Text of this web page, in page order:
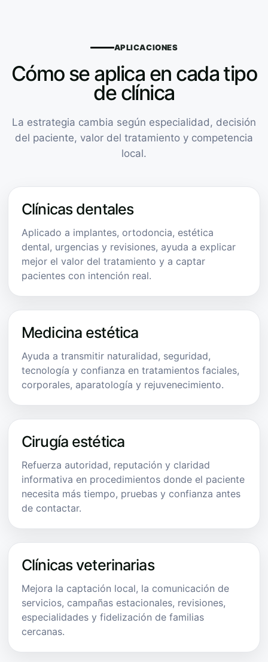
APLICACIONES
Cómo se aplica en cada tipo
de clínica
La estrategia cambia según especialidad, decisión
del paciente, valor del tratamiento y competencia
local.
Clínicas dentales
Aplicado a implantes, ortodoncia, estética
dental, urgencias y revisiones, ayuda a explicar
mejor el valor del tratamiento y a captar
pacientes con intención real.
Medicina estética
Ayuda a transmitir naturalidad, seguridad,
tecnología y confianza en tratamientos faciales,
corporales, aparatología y rejuvenecimiento.
Cirugía estética
Refuerza autoridad, reputación y claridad
informativa en procedimientos donde el paciente
necesita más tiempo, pruebas y confianza antes
de contactar.
Clínicas veterinarias
Mejora la captación local, la comunicación de
servicios, campañas estacionales, revisiones,
especialidades y fidelización de familias
cercanas.